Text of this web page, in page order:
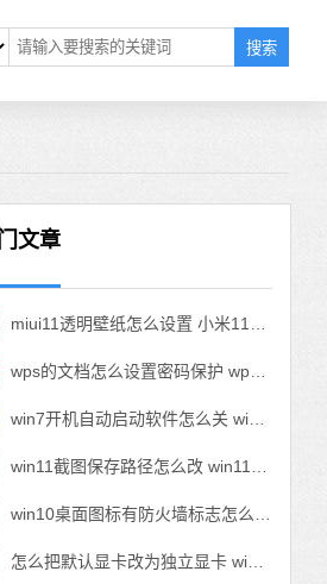
搜索
文章